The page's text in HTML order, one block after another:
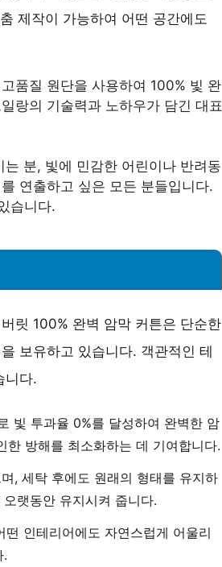
제작이 가능하여 어떤 공간에도
품질 원단을 사용하여 100% 빛 완
랑의 기술력과 노하우가 담긴 대표
분, 빛에 민감한 어린이나 반려동
연출하고 싶은 모든 분들입니다.
습니다.
릿 100% 완벽 암막 커튼은 단순한
보유하고 있습니다. 객관적인 테
니다.
빛 투과율 0%를 달성하여 완벽한 암
방해를 최소화하는 데 기여합니다.
, 세탁 후에도 원래의 형태를 유지하
랫동안 유지시켜 줍니다.
인테리어에도 자연스럽게 어울리
.